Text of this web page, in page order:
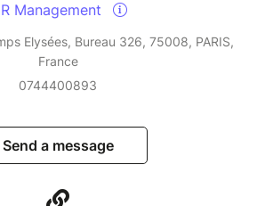
Management
Elysées, Bureau 326, 75008, PARIS,
France
0744400893
Send a message